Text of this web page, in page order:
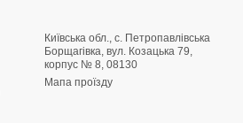
Київська обл., с. Петропавлівська
Борщагівка, вул. Козацька 79,
корпус № 8, 08130
Мапа проїзду